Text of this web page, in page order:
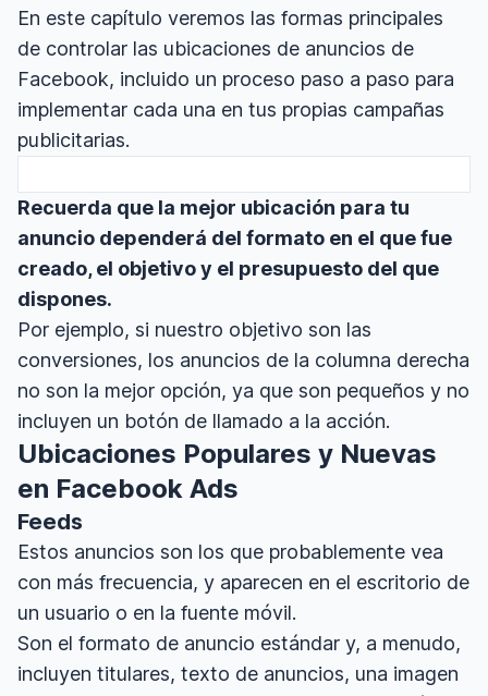
En este capítulo veremos las formas principales
de controlar las ubicaciones de anuncios de
Facebook, incluido un proceso paso a paso para
implementar cada una en tus propias campañas
publicitarias.
Recuerda que la mejor ubicación para tu
anuncio dependerá del formato en el que fue
creado, el objetivo y el presupuesto del que
dispones.
Por ejemplo, si nuestro objetivo son las
conversiones, los anuncios de la columna derecha
no son la mejor opción, ya que son pequeños y no
incluyen un botón de llamado a la acción.
Ubicaciones Populares y Nuevas
en Facebook Ads
Feeds
Estos anuncios son los que probablemente vea
con más frecuencia, y aparecen en el escritorio de
un usuario o en la fuente móvil.
Son el formato de anuncio estándar y, a menudo,
incluyen titulares, texto de anuncios, una imagen